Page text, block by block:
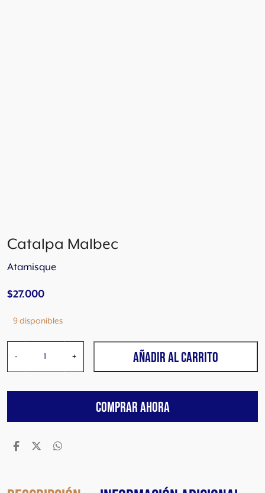
Catalpa Malbec
Atamisque
$27.000
9 disponibles
-
a
M
b
+ AÑADIR AL CARRITO
COMPRAR AHORA